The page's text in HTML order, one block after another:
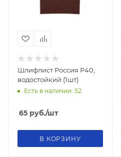
Шлифлист Россия Р40,
водостойкий (1шт)
Есть в наличии: 52
65 руб./шт
В КОРЗИНУ